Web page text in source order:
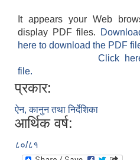
It appears your Web
display PDF files.
here to download the PDF
Click
file.
प्रकार:
ऐन, कानुन तथा निर्देशिका
आर्थिक वर्ष:
८०/८१